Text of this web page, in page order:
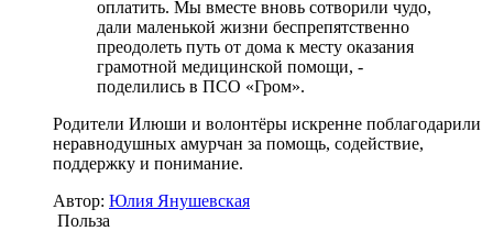
оплатить. Мы вместе вновь сотворили чудо,
дали маленькой жизни беспрепятственно
преодолеть путь от дома к месту оказания
грамотной медицинской помощи, -
поделились в ПСО «Гром».
Родители Илюши и волонтёры искренне поблагодарили
неравнодушных амурчан за помощь, содействие,
поддержку и понимание.
Автор: Юлия Янушевская
Польза